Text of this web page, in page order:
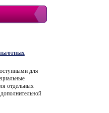
для
отдельных